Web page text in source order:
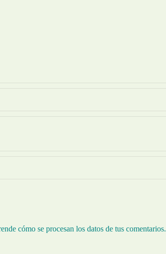
cómo se procesan los datos de tus comentarios.